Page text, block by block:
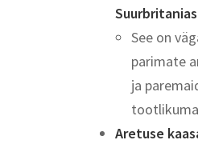
See on
parimate
ja
Aretuse